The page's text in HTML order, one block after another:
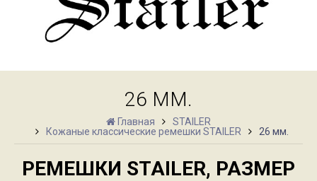
26 ММ.
Главная
STAILER
Кожаные классические ремешки STAILER
26 мм.
РЕМЕШКИ STAILER, РАЗМЕР